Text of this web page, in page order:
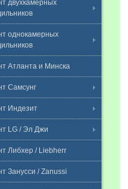
двухкамерных
однокамерных
Атланта и Минска
Самсунг
Индезит
LG / Эл Джи
Либхер / Liebherr
Занусси / Zanussi